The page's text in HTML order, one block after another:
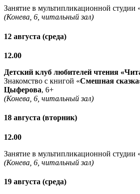
Занятие в мультипликационной студии
(Конева, 6, читальный зал)
12 августа (среда)
12.00
Детский клуб любителей чтения
Знакомство с книгой «Смешная
Цыферова, 6+
(Конева, 6, читальный зал)
18 августа (вторник)
12.00
Занятие в мультипликационной студии
(Конева, 6, читальный зал)
19 августа (среда)